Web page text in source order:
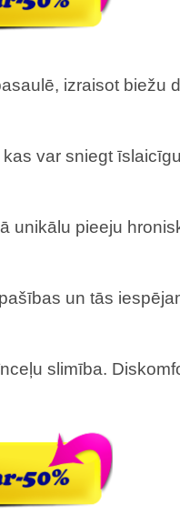
izraisot biežu
var sniegt
unikālu pieeju
un tās
slimība.